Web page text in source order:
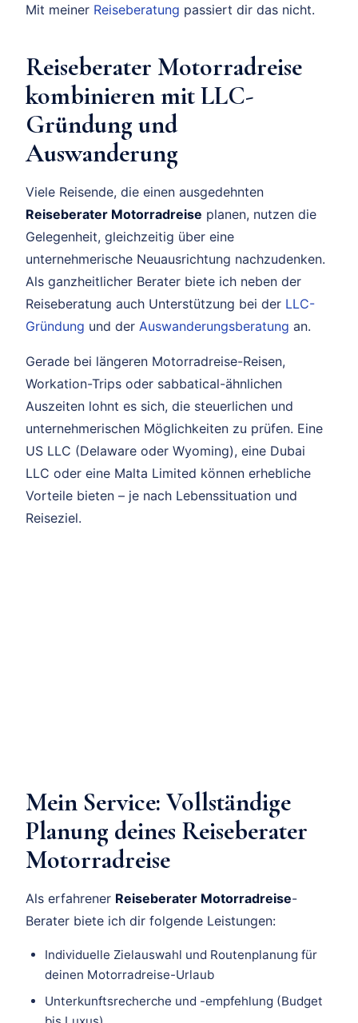
Mit meiner Reiseberatung passiert dir das nicht.
Reiseberater Motorradreise
kombinieren mit LLC-
Gründung und
Auswanderung
Viele Reisende, die einen ausgedehnten
Reiseberater Motorradreise planen, nutzen die
Gelegenheit, gleichzeitig über eine
unternehmerische Neuausrichtung nachzudenken.
Als ganzheitlicher Berater biete ich neben der
Reiseberatung auch Unterstützung bei der LLC-
Gründung und der Auswanderungsberatung an.
Gerade bei längeren Motorradreise-Reisen,
Workation-Trips oder sabbatical-ähnlichen
Auszeiten lohnt es sich, die steuerlichen und
unternehmerischen Möglichkeiten zu prüfen. Eine
US LLC (Delaware oder Wyoming), eine Dubai
LLC oder eine Malta Limited können erhebliche
Vorteile bieten – je nach Lebenssituation und
Reiseziel.
Mein Service: Vollständige
Planung deines Reiseberater
Motorradreise
Als erfahrener Reiseberater Motorradreise-
Berater biete ich dir folgende Leistungen:
Individuelle Zielauswahl und Routenplanung für
deinen Motorradreise-Urlaub
Unterkunftsrecherche und -empfehlung (Budget